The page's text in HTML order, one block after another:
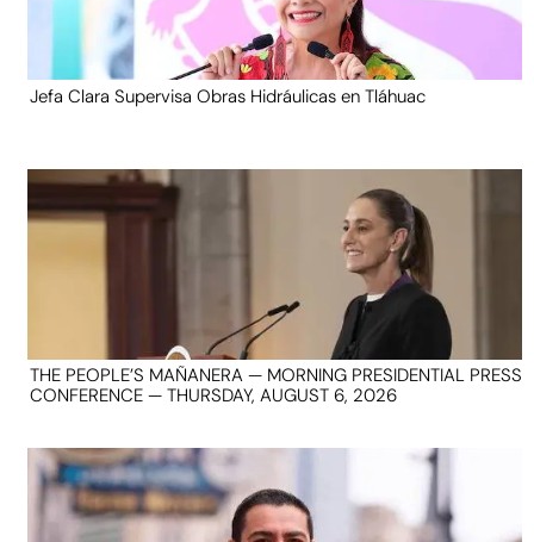
Jefa Clara Supervisa Obras Hidráulicas en Tláhuac
THE PEOPLE’S MAÑANERA — MORNING PRESIDENTIAL PRESS
CONFERENCE — THURSDAY, AUGUST 6, 2026